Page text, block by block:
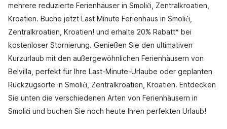
mehrere reduzierte Ferienhäuser in Smolići, Zentralkroatien,
Kroatien. Buche jetzt Last Minute Ferienhaus in Smolići,
Zentralkroatien, Kroatien! und erhalte 20% Rabatt* bei
kostenloser Stornierung. Genießen Sie den ultimativen
Kurzurlaub mit den außergewöhnlichen Ferienhäusern von
Belvilla, perfekt für Ihre Last-Minute-Urlaube oder geplanten
Rückzugsorte in Smolići, Zentralkroatien, Kroatien. Entdecken
Sie unten die verschiedenen Arten von Ferienhäusern in
Smolići und buchen Sie noch heute Ihren perfekten Urlaub!